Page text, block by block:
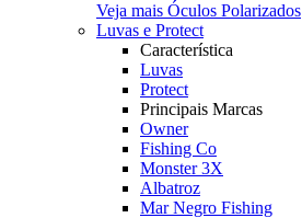
Veja mais Óculos Polarizados
Luvas e Protect
Característica
Luvas
Protect
Principais Marcas
Owner
Fishing Co
Monster 3X
Albatroz
Mar Negro Fishing